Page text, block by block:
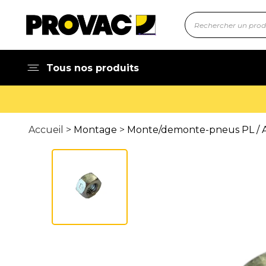
Tous nos produits
Accueil > Montage > Monte/demonte-pneus PL /